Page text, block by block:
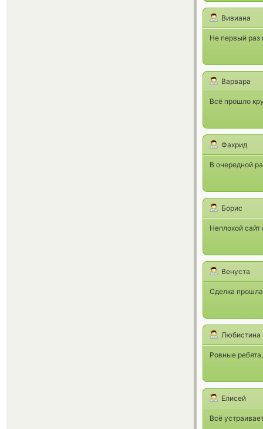
Вивиана
Не первый раз
Варвара
Всё прошло
Фахрид
В очередной
Борис
Неплохой
Венуста
Сделка
Любистина
Ровные
Елисей
Всё